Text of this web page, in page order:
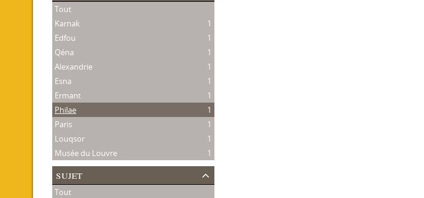
Tout
Karnak
1
Edfou
1
Qéna
1
Alexandrie
1
Esna
1
Ermant
1
Philae
1
Paris
1
Louqsor
1
Musée du Louvre
1
sujet
Tout